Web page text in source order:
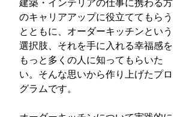
建築・インテリアの仕事に携わる方
のキャリアアップに役立ててもらう
とともに、オーダーキッチンという
選択肢、それを手に入れる幸福感を
もっと多くの人に知ってもらいた
い。そんな思いから作り上げたプロ
グラムです。